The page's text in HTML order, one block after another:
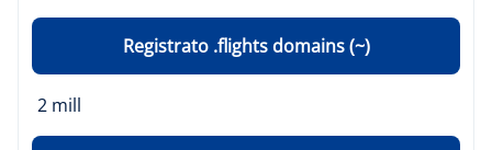
Registrato .flights domains (~)
2 mill